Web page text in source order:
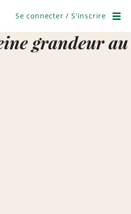
Se connecter / S'inscrire
grandeur au